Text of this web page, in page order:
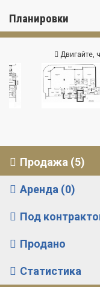
Планировки
Двигайте,
Продажа (5)
Аренда (0)
Под
Продано
Статистика